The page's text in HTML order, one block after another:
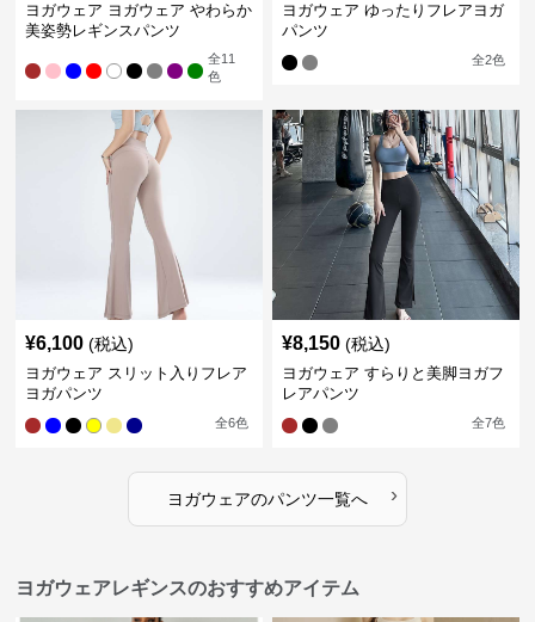
ヨガウェア ヨガウェア やわらか
美姿勢レギンスパンツ
全11
色
ヨガウェア ゆったりフレアヨガ
パンツ
全2色
¥6,100 (税込)
ヨガウェア スリット入りフレア
ヨガパンツ
全6色
¥8,150 (税込)
ヨガウェア すらりと美脚ヨガフ
レアパンツ
全7色
ヨガウェアのパンツ一覧へ ›
ヨガウェアレギンスのおすすめアイテム